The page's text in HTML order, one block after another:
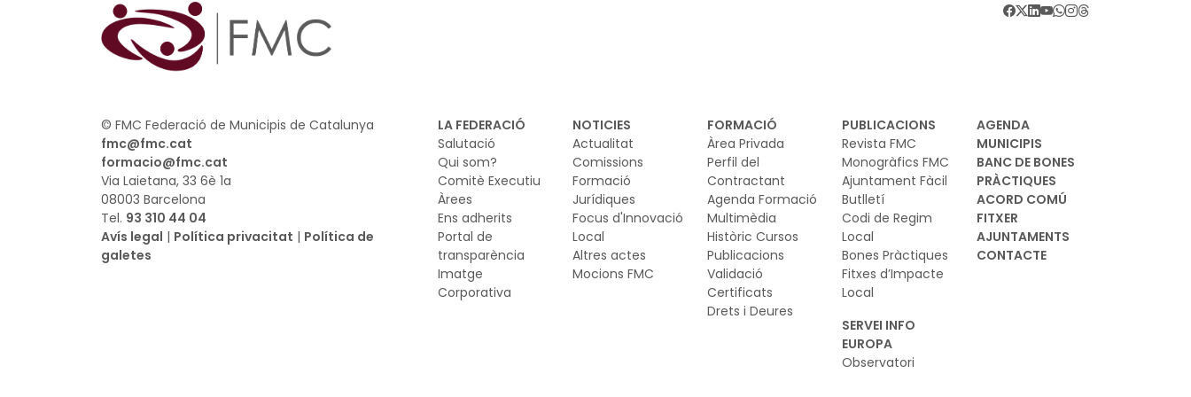
LA FEDERACIÓ
Salutació
Qui som?
Comitè Executiu
Àrees
Ens adherits
Portal de
transparència
Imatge
Corporativa
NOTICIES
Actualitat
Comissions
Formació
Jurídiques
Focus d'Innovació
Local
Altres actes
Mocions FMC
FORMACIÓ
Àrea Privada
Perfil del
Contractant
Agenda Formació
Multimèdia
Històric Cursos
Publicacions
Validació
Certificats
Drets i Deures
PUBLICACIONS
Revista FMC
Monogràfics FMC
Ajuntament Fàcil
Butlletí
Codi de Regim
Local
Bones Pràctiques
Fitxes d’Impacte
Local
SERVEI INFO
EUROPA
Observatori
AGENDA
MUNICIPIS
BANC DE BONES
PRÀCTIQUES
ACORD COMÚ
FITXER
AJUNTAMENTS
CONTACTE
© FMC Federació de Municipis de Catalunya
fmc@fmc.cat
formacio@fmc.cat
Via Laietana, 33 6è 1a
08003 Barcelona
Tel. 93 310 44 04
Avís legal | Política privacitat | Política de
galetes